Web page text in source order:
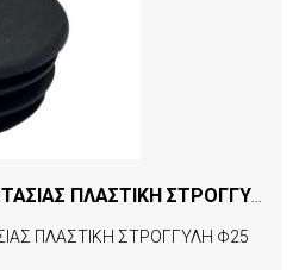
ΤΑΠΑ ΣΩΛΗΝΩΝ ΠΡΟΣΤΑΣΙΑΣ ΠΛΑΣΤΙΚΗ ΣΤΡΟΓΓΥΛΗ Φ25 A3CT25
ΠΛΑΣΤΙΚΗ ΣΤΡΟΓΓΥΛΗ Φ25